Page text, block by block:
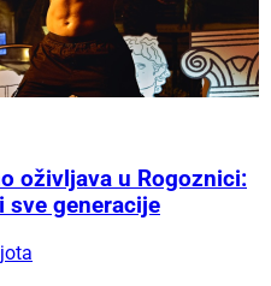
oživljava u Rogoznici:
sve generacije